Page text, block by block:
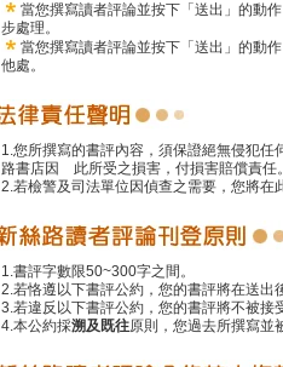
當您撰寫讀者評論並按下「送出」的動
步處理。
當您撰寫讀者評論並按下「送出」的動
他處。
1.您所撰寫的書評內容，須保證絕無侵犯
路書店因 此所受之損害，付損害賠償責任
2.若檢警及司法單位因偵查之需要，您將
1.書評字數限50~300字之間。
2.若恪遵以下書評公約，您的書評將在送
3.若違反以下書評公約，您的書評將不被接
4.本公約採溯及既往原則，您過去所撰寫並